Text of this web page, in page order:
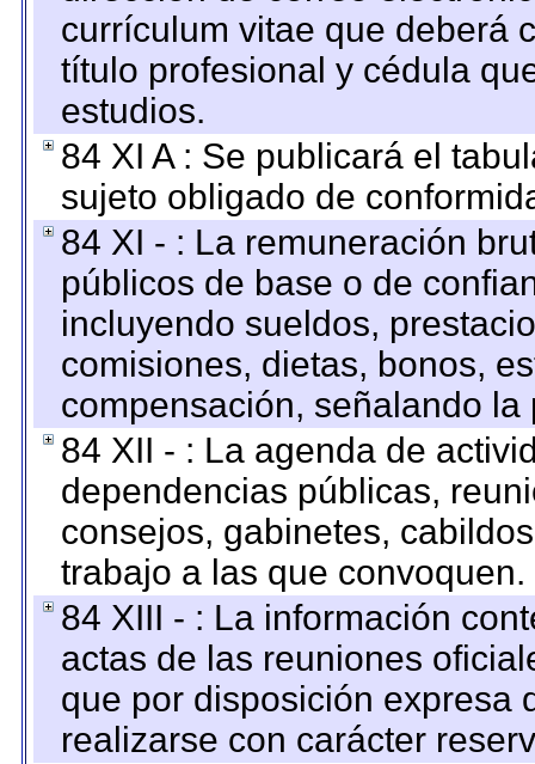
currículum vitae que deberá
título profesional y cédula
estudios.
84 XI A : Se publicará el
sujeto obligado de
84 XI - : La remuneración
públicos de base o de
incluyendo sueldos,
comisiones, dietas, bonos,
compensación, señalando
84 XII - : La agenda de
dependencias públicas,
consejos, gabinetes,
trabajo a las que convoquen.
84 XIII - : La información
actas de las reuniones
que por disposición expresa
realizarse con carácter